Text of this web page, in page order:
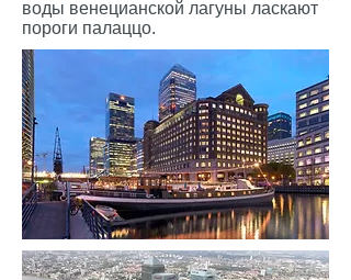
воды венецианской лагуны ласкают
пороги палаццо.